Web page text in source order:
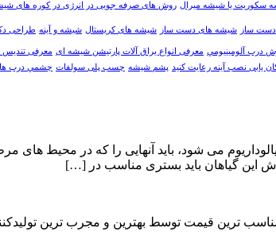
سکوریت یا شیشه میرال روش های صرفه جویی در انرژی در کوره های
ساز شیشه های دست ساز شیشه های کریستال شیشه و آینه طراحی
درب آلومينيومي معرفی انواع یراق آلات پارتیشن شیشه ای معرفی
یابی نصب آینه رعایت کنید پشم شیشه چسب پلی سولفات چشمي درب
می شود، باید آنهایی را که در محیط
این گیاهان باید بستری مناسب در […]